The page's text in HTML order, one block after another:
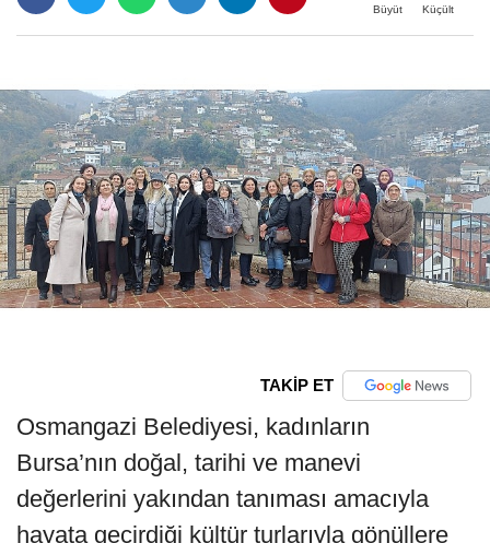
Büyüt Küçült
TAKİP ET
Osmangazi Belediyesi, kadınların
Bursa’nın doğal, tarihi ve manevi
değerlerini yakından tanıması amacıyla
hayata geçirdiği kültür turlarıyla gönüllere